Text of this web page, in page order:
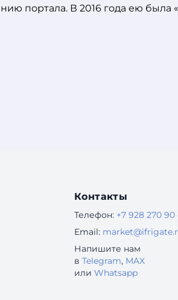
портала. В 2016 года ею была
Контакты
Телефон: +7 928 270 90
Email:
Напишите нам
в Telegram, MAX
или Whatsapp